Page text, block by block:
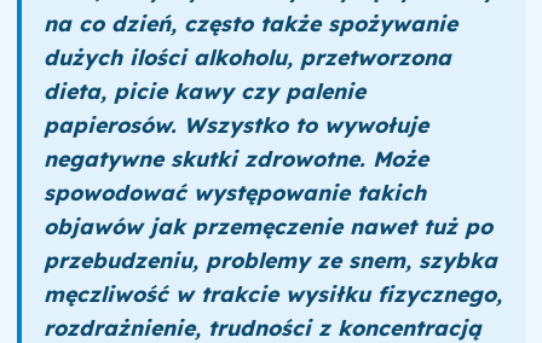
na co dzień, często także spożywanie
dużych ilości alkoholu, przetworzona
dieta, picie kawy czy palenie
papierosów. Wszystko to wywołuje
negatywne skutki zdrowotne. Może
spowodować występowanie takich
objawów jak przemęczenie nawet tuż po
przebudzeniu, problemy ze snem, szybka
męczliwość w trakcie wysiłku fizycznego,
rozdrażnienie, trudności z koncentracją